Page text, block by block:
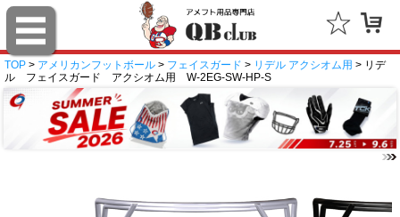
TOP > アメリカンフットボール > フェイスガード > リデル アクシオム用 > リデ
ル フェイスガード アクシオム用 W-2EG-SW-HP-S